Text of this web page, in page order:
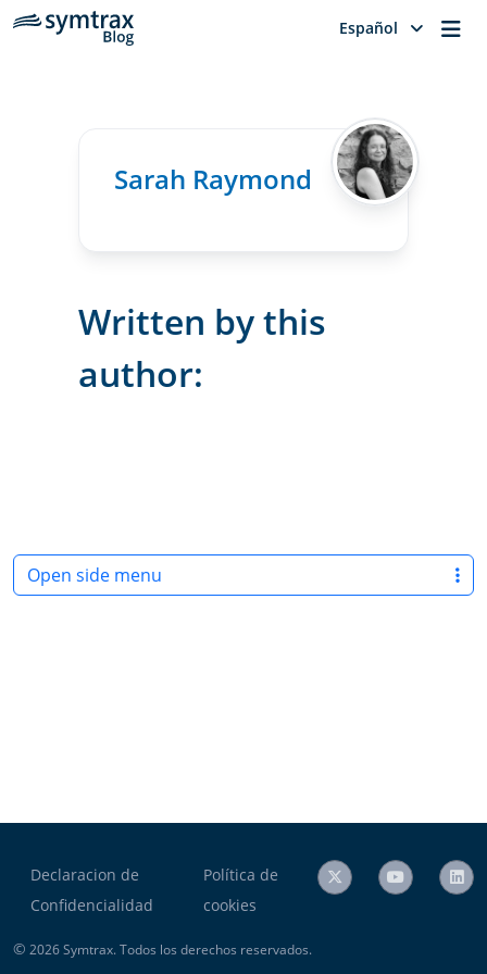
Español
Sarah Raymond
Written by this
author:
Open side menu
© 2026 Symtrax. Todos los derechos reservados.
Declaracion de
Confidencialidad
Política de
cookies